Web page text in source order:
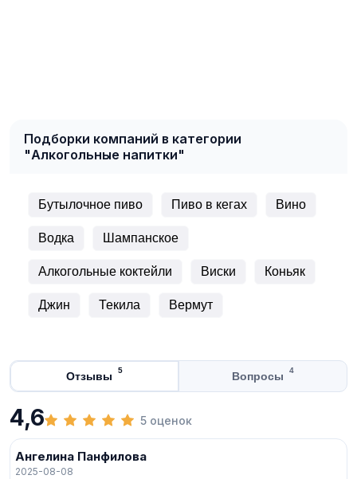
Подборки компаний в категории
"Алкогольные напитки"
Бутылочное пиво Пиво в кегах Вино
Водка Шампанское
Алкогольные коктейли Виски Коньяк
Джин Текила Вермут
Отзывы 5 Вопросы 4
4,6 5 оценок
Ангелина Панфилова
2025-08-08